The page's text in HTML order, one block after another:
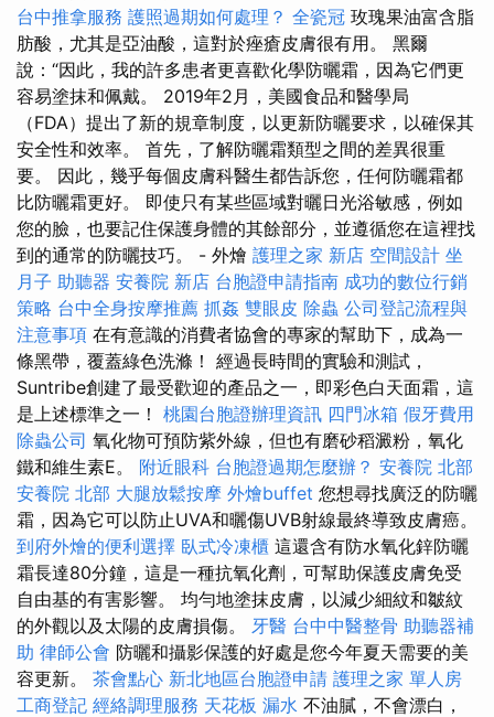
台中推拿服務 護照過期如何處理？ 全瓷冠 玫瑰果油富含脂
肪酸，尤其是亞油酸，這對於痤瘡皮膚很有用。 黑爾
說：“因此，我的許多患者更喜歡化學防曬霜，因為它們更
容易塗抹和佩戴。 2019年2月，美國食品和醫學局
（FDA）提出了新的規章制度，以更新防曬要求，以確保其
安全性和效率。 首先，了解防曬霜類型之間的差異很重
要。 因此，幾乎每個皮膚科醫生都告訴您，任何防曬霜都
比防曬霜更好。 即使只有某些區域對曬日光浴敏感，例如
您的臉，也要記住保護身體的其餘部分，並遵循您在這裡找
到的通常的防曬技巧。 - 外燴 護理之家 新店 空間設計 坐
月子 助聽器 安養院 新店 台胞證申請指南 成功的數位行銷
策略 台中全身按摩推薦 抓姦 雙眼皮 除蟲 公司登記流程與
注意事項 在有意識的消費者協會的專家的幫助下，成為一
條黑帶，覆蓋綠色洗滌！ 經過長時間的實驗和測試，
Suntribe創建了最受歡迎的產品之一，即彩色白天面霜，這
是上述標準之一！ 桃園台胞證辦理資訊 四門冰箱 假牙費用
除蟲公司 氧化物可預防紫外線，但也有磨砂稻澱粉，氧化
鐵和維生素E。 附近眼科 台胞證過期怎麼辦？ 安養院 北部
安養院 北部 大腿放鬆按摩 外燴buffet 您想尋找廣泛的防曬
霜，因為它可以防止UVA和曬傷UVB射線最終導致皮膚癌。
到府外燴的便利選擇 臥式冷凍櫃 這還含有防水氧化鋅防曬
霜長達80分鐘，這是一種抗氧化劑，可幫助保護皮膚免受
自由基的有害影響。 均勻地塗抹皮膚，以減少細紋和皺紋
的外觀以及太陽的皮膚損傷。 牙醫 台中中醫整骨 助聽器補
助 律師公會 防曬和攝影保護的好處是您今年夏天需要的美
容更新。 茶會點心 新北地區台胞證申請 護理之家 單人房
工商登記 經絡調理服務 天花板 漏水 不油膩，不會漂白，